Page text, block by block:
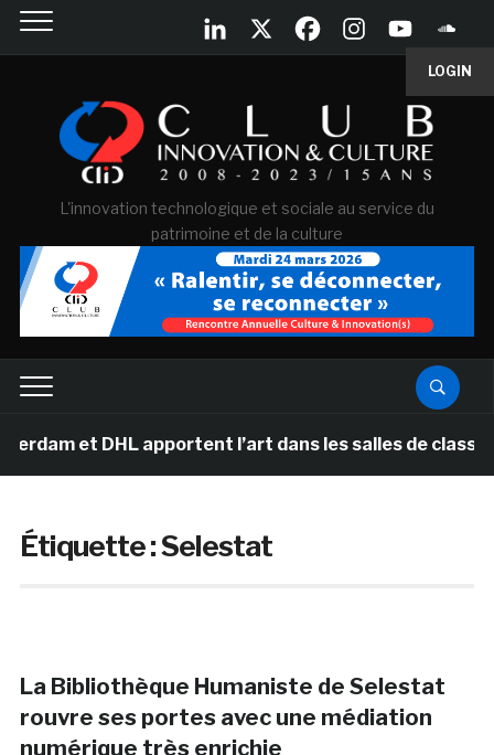
LOGIN
L'innovation technologique et sociale au service du
patrimoine et de la culture
et DHL apportent l’art dans les salles de classe
Étiquette :Selestat
La Bibliothèque Humaniste de Selestat
rouvre ses portes avec une médiation
numérique très enrichie